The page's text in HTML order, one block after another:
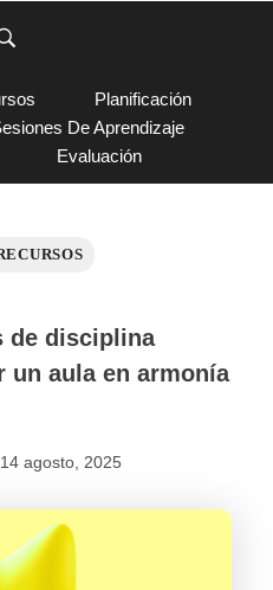
Planificación
De Aprendizaje
Evaluación
de disciplina
un aula en armonía
14 agosto, 2025